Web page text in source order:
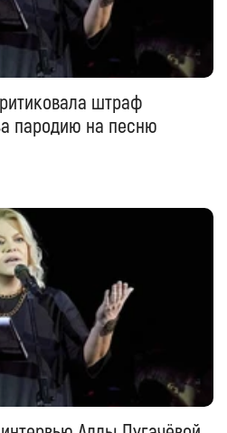
штраф
пародию на песню